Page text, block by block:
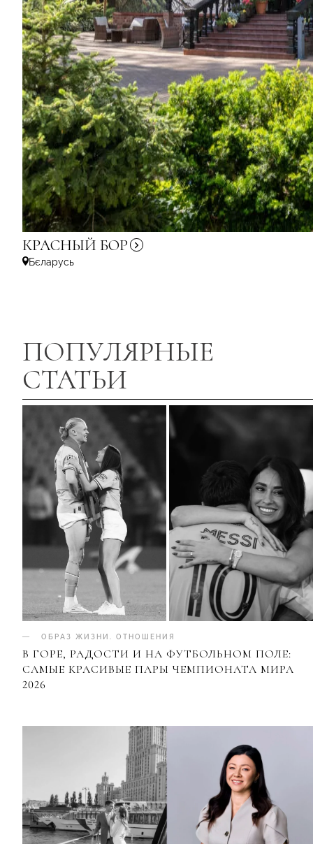
КРАСНЫЙ БОР
Бєларусь
ПОПУЛЯРНЫЕ
СТАТЬИ
ОБРАЗ ЖИЗНИ ОТНОШЕНИЯ
В ГОРЕ, РАДОСТИ И НА ФУТБОЛЬНОМ ПОЛЕ:
САМЫЕ КРАСИВЫЕ ПАРЫ ЧЕМПИОНАТА МИРА
2026